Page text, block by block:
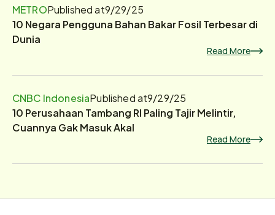
METROPublished at9/29/25
10 Negara Pengguna Bahan Bakar Fosil Terbesar di
Dunia
Read More
CNBC IndonesiaPublished at9/29/25
10 Perusahaan Tambang RI Paling Tajir Melintir,
Cuannya Gak Masuk Akal
Read More